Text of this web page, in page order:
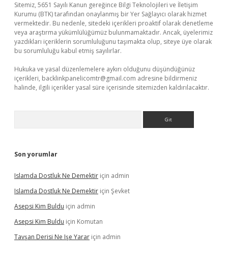
Sitemiz, 5651 Sayılı Kanun gereğince Bilgi Teknolojileri ve İletişim
Kurumu (BTK) tarafından onaylanmış bir Yer Sağlayıcı olarak hizmet
vermektedir. Bu nedenle, sitedeki içerikleri proaktif olarak denetleme
veya araştırma yükümlülüğümüz bulunmamaktadır. Ancak, üyelerimiz
yazdıkları içeriklerin sorumluluğunu taşımakta olup, siteye üye olarak
bu sorumluluğu kabul etmiş sayılırlar.
Hukuka ve yasal düzenlemelere aykırı olduğunu düşündüğünüz
içerikleri, backlinkpanelicomtr@gmail.com adresine bildirmeniz
halinde, ilgili içerikler yasal süre içerisinde sitemizden kaldırılacaktır.
Son yorumlar
Islamda Dostluk Ne Demektir için admin
Islamda Dostluk Ne Demektir için Şevket
Asepsi Kim Buldu için admin
Asepsi Kim Buldu için Komutan
Tavşan Derisi Ne Işe Yarar için admin